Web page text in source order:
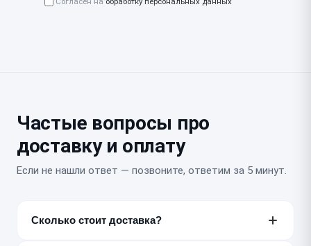
Частые вопросы про
доставку и оплату
Если не нашли ответ — позвоните, ответим за 5 минут.
Сколько стоит доставка?